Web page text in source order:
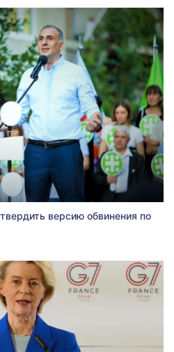
версию обвинения по